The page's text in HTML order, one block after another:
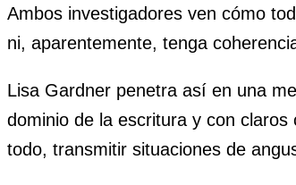
Ambos investigadores ven cómo
ni, aparentemente, tenga
Lisa Gardner penetra así en una
dominio de la escritura y con
todo, transmitir situaciones de